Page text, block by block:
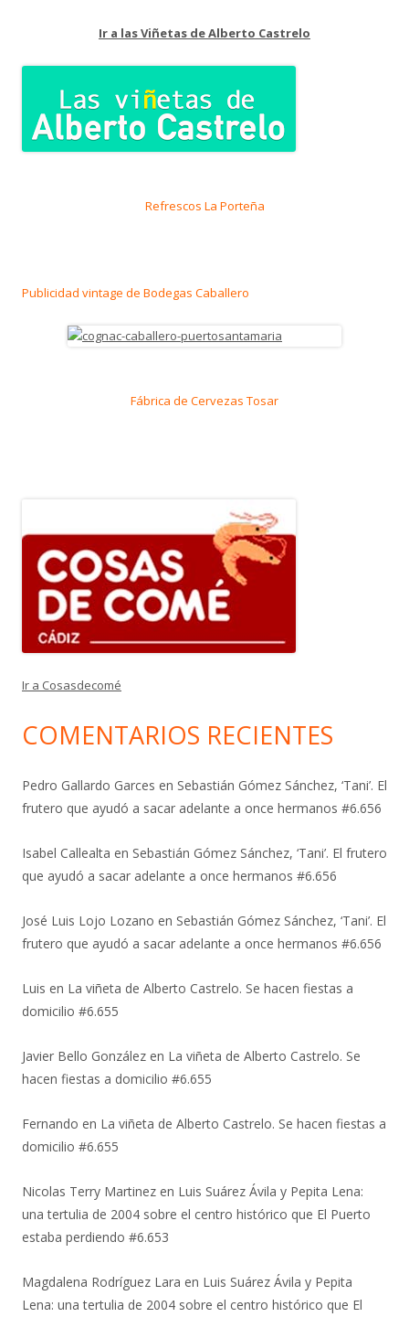
Ir a las Viñetas de Alberto Castrelo
Refrescos La Porteña
Publicidad vintage de Bodegas Caballero
Fábrica de Cervezas Tosar
Ir a Cosasdecomé
COMENTARIOS RECIENTES
Pedro Gallardo Garces en Sebastián Gómez Sánchez, ‘Tani’. El
frutero que ayudó a sacar adelante a once hermanos #6.656
Isabel Callealta en Sebastián Gómez Sánchez, ‘Tani’. El frutero
que ayudó a sacar adelante a once hermanos #6.656
José Luis Lojo Lozano en Sebastián Gómez Sánchez, ‘Tani’. El
frutero que ayudó a sacar adelante a once hermanos #6.656
Luis en La viñeta de Alberto Castrelo. Se hacen fiestas a
domicilio #6.655
Javier Bello González en La viñeta de Alberto Castrelo. Se
hacen fiestas a domicilio #6.655
Fernando en La viñeta de Alberto Castrelo. Se hacen fiestas a
domicilio #6.655
Nicolas Terry Martinez en Luis Suárez Ávila y Pepita Lena:
una tertulia de 2004 sobre el centro histórico que El Puerto
estaba perdiendo #6.653
Magdalena Rodríguez Lara en Luis Suárez Ávila y Pepita
Lena: una tertulia de 2004 sobre el centro histórico que El